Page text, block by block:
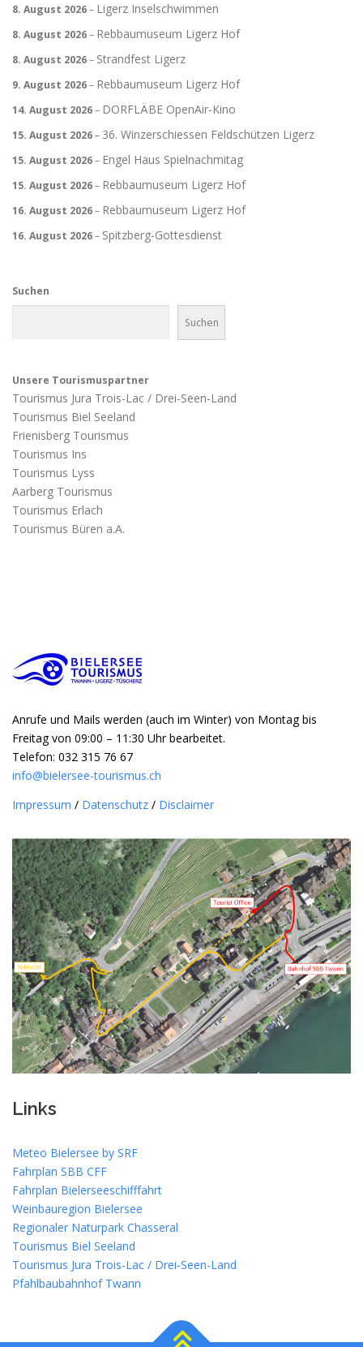
8. August 2026– Ligerz Inselschwimmen
8. August 2026– Rebbaumuseum Ligerz Hof
8. August 2026– Strandfest Ligerz
9. August 2026– Rebbaumuseum Ligerz Hof
14. August 2026– DORFLÄBE OpenAir-Kino
15. August 2026– 36. Winzerschiessen Feldschützen Ligerz
15. August 2026– Engel Haus Spielnachmitag
15. August 2026– Rebbaumuseum Ligerz Hof
16. August 2026– Rebbaumuseum Ligerz Hof
16. August 2026– Spitzberg-Gottesdienst
Suchen
Suchen
Unsere Tourismuspartner
Tourismus Jura Trois-Lac / Drei-Seen-Land
Tourismus Biel Seeland
Frienisberg Tourismus
Tourismus Ins
Tourismus Lyss
Aarberg Tourismus
Tourismus Erlach
Tourismus Büren a.A.
Anrufe und Mails werden (auch im Winter) von Montag bis
Freitag von 09:00 – 11:30 Uhr bearbeitet.
Telefon: 032 315 76 67
info@bielersee-tourismus.ch
Impressum / Datenschutz / Disclaimer
Links
Meteo Bielersee by SRF
Fahrplan SBB CFF
Fahrplan Bielerseeschifffahrt
Weinbauregion Bielersee
Regionaler Naturpark Chasseral
Tourismus Biel Seeland
Tourismus Jura Trois-Lac / Drei-Seen-Land
Pfahlbaubahnhof Twann